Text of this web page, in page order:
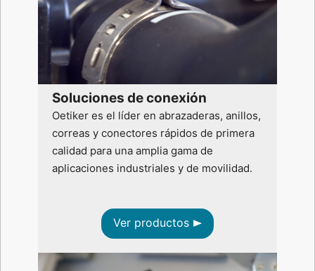
Soluciones de conexión
Oetiker es el líder en abrazaderas, anillos,
correas y conectores rápidos de primera
calidad para una amplia gama de
aplicaciones industriales y de movilidad.
Ver productos